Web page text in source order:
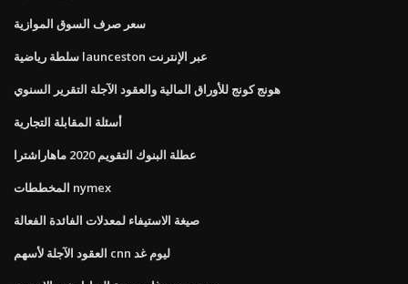
سعر صرف السوق الموازية
سلطة رياضية launceston عبر الإنترنت
هونج كونج للأوراق المالية والعقود الآجلة التقرير السنوي
أسئلة المقابلة التجارية
عطلة البنوك التقويم 2020 ماهاراشترا
المخططات nymex
صيغة الاستيفاء لمعدلات الفائدة الفعالة
العقود الآجلة لأسهم cnn ليوم غد